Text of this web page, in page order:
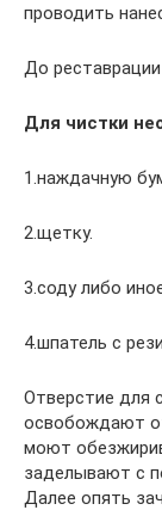
проводить
До
Для чистки
1.наждачную
2.щетку.
3.соду либо
4.шпатель с
Отверстие для
освобождают
моют
заделывают с
Далее опять